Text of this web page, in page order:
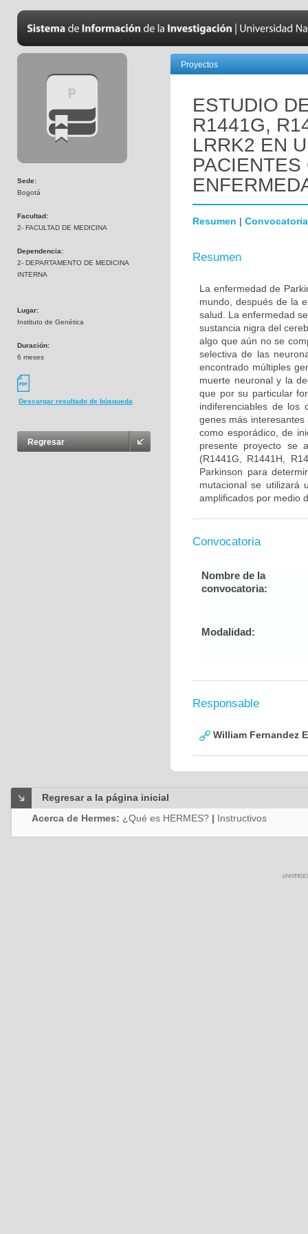
Sede:
Bogotá
Facultad:
2- FACULTAD DE MEDICINA
Dependencia:
2- DEPARTAMENTO DE MEDICINA
INTERNA
Lugar:
Instituto de Genética
Duración:
6 meses
Descargar resultado de búsqueda
Regresar
Proyectos
ESTUDIO
R1441G,
LRRK2 EN
Resumen | Convocatoria
Resumen
La enfermedad de
mundo, después de la
salud. La enfermedad
sustancia nigra del
algo que aún no se
selectiva de las
encontrado múltiples
muerte neuronal y la
que por su particular
indiferenciables de los
genes más
como esporádico, de
presente proyecto se
(R1441G, R1441H,
Parkinson para
mutacional se utilizará
amplificados por medio
Convocatoria
Nombre de la
convocatoria:
Modalidad:
Responsable
William Fernandez
Regresar a la página inicial
Acerca de Hermes: ¿Qué es HERMES? | Instructivos